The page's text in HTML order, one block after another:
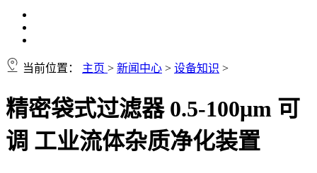
当前位置： 主页 > 新闻中心 > 设备知识 >
精密袋式过滤器 0.5-100μm 可
调 工业流体杂质净化装置